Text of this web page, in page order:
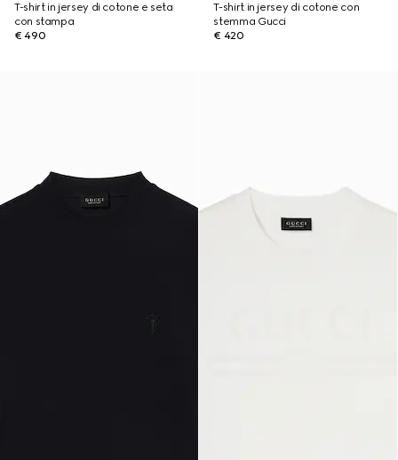
T-shirt in jersey di cotone e seta
con stampa
€ 490
T-shirt in jersey di cotone con
stemma Gucci
€ 420